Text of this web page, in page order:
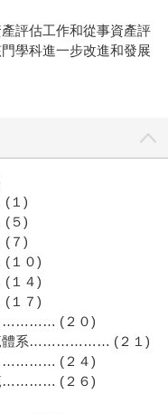
評估工作和從事資產評
學科進一步改進和發展
１)
５)
７)
１０)
１４)
１７)
(２０)
範體系……………… (２１)
(２４)
………… (２６)